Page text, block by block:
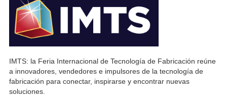
IMTS: la Feria Internacional de Tecnología de Fabricación reúne
a innovadores, vendedores e impulsores de la tecnología de
fabricación para conectar, inspirarse y encontrar nuevas
soluciones.